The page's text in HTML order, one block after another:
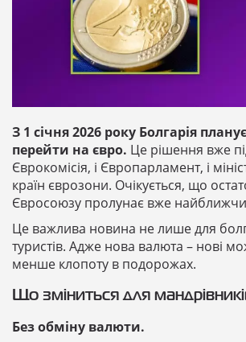
З 1 січня 2026 року Болгарія
перейти на євро. Це рішення вже
Єврокомісія, і Європарламент, і
країн єврозони. Очікується, що
Євросоюзу пролунає вже
Це важлива новина не лише для
туристів. Адже нова валюта – нові
менше клопоту в подорожах.
Що зміниться для
Без обміну валюти.